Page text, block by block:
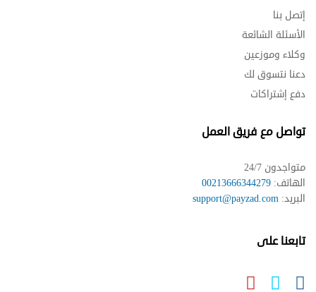
إتصل بنا
الأسئلة الشائعة
وكلاء وموزعين
دعنا نتسوق لك
دفع إشتراكات
تواصل مع فريق العمل
متواجدون 24/7
الهاتف: 00213666344279
البريد: support@payzad.com
تابعنا على